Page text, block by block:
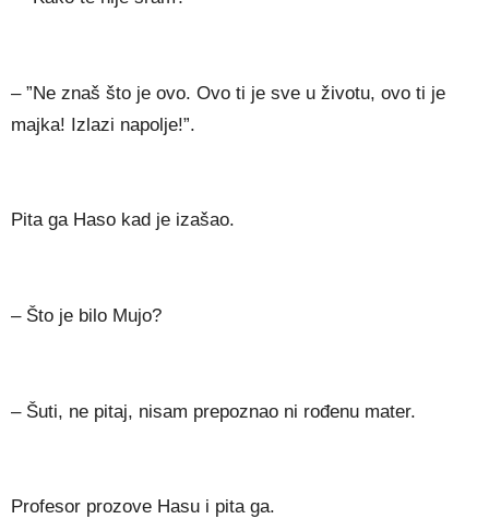
– ”Ne znaš što je ovo. Ovo ti je sve u životu, ovo ti je
majka! Izlazi napolje!”.
Pita ga Haso kad je izašao.
– Što je bilo Mujo?
– Šuti, ne pitaj, nisam prepoznao ni rođenu mater.
Profesor prozove Hasu i pita ga.